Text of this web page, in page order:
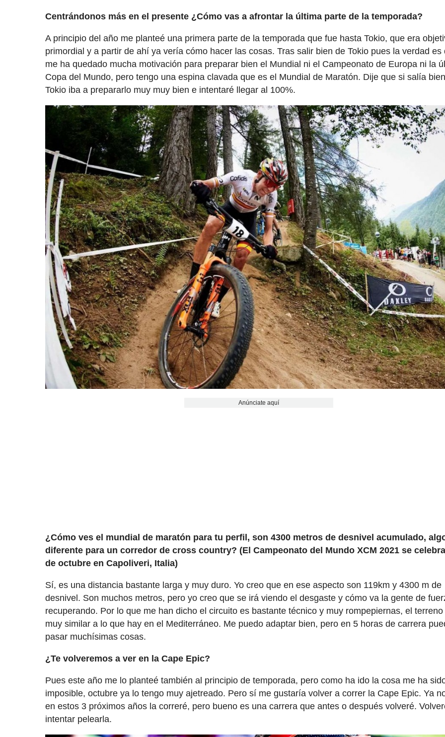
Centrándonos más en el presente ¿Cómo vas a afrontar la última parte de la temporada?
A principio del año me planteé una primera parte de la temporada que fue hasta Tokio, que era
primordial y a partir de ahí ya vería cómo hacer las cosas. Tras salir bien de Tokio pues la verdad es
me ha quedado mucha motivación para preparar bien el Mundial ni el Campeonato de Europa ni la
Copa del Mundo, pero tengo una espina clavada que es el Mundial de Maratón. Dije que si salía
Tokio iba a prepararlo muy muy bien e intentaré llegar al 100%.
Anúnciate aquí
¿Cómo ves el mundial de maratón para tu perfil, son 4300 metros de desnivel acumulado,
diferente para un corredor de cross country? (El Campeonato del Mundo XCM 2021 se
de octubre en Capoliveri, Italia)
Sí, es una distancia bastante larga y muy duro. Yo creo que en ese aspecto son 119km y 4300 m de
desnivel. Son muchos metros, pero yo creo que se irá viendo el desgaste y cómo va la gente de
recuperando. Por lo que me han dicho el circuito es bastante técnico y muy rompepiernas, el
muy similar a lo que hay en el Mediterráneo. Me puedo adaptar bien, pero en 5 horas de carrera
pasar muchísimas cosas.
¿Te volveremos a ver en la Cape Epic?
Pues este año me lo planteé también al principio de temporada, pero como ha ido la cosa me ha
imposible, octubre ya lo tengo muy ajetreado. Pero sí me gustaría volver a correr la Cape Epic. Ya
en estos 3 próximos años la correré, pero bueno es una carrera que antes o después volveré.
intentar pelearla.